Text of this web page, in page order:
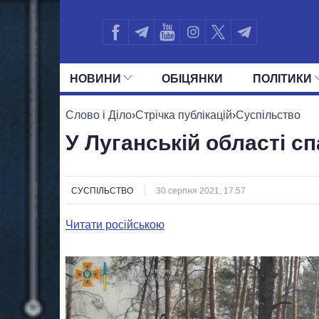
НОВИНИ ОБIЦЯНКИ ПОЛIТИКИ
УСІ ПОЛІТИКИ ПРЕЗИДЕНТ І ОФІС
Слово і Діло›Стрічка публікацій›Суспільство
У Луганській області
СУСПІЛЬСТВО 30 серпня 2021, 17:57
Читати російською